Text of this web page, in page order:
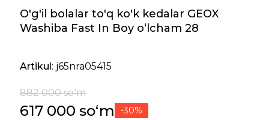
O'g'il bolalar to'q ko'k kedalar GEOX
Washiba Fast In Boy oʻlcham 28
Artikul: j65nra05415
882 000 soʻm
617 000 soʻm -30%